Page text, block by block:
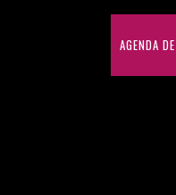
AGENDA